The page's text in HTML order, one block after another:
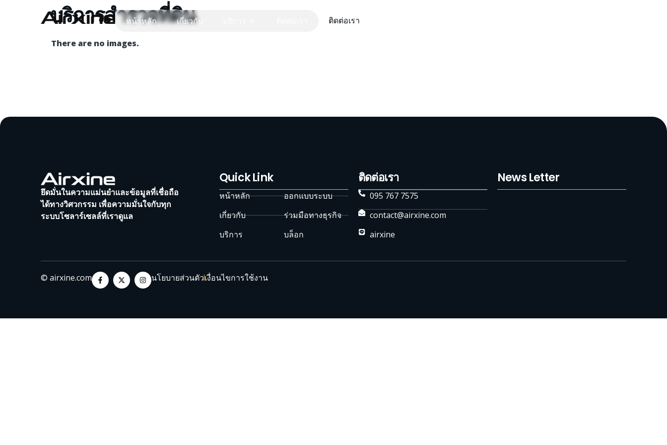
หน้าหลัก เกี่ยวกับ ติดต่อเรา
บริการสำรวจที่ดิน
There are no images.
ยึดมั่นในความแม่นยำและข้อมูลที่เชื่อถือ
ได้ทางวิศวกรรม เพื่อความมั่นใจกับทุก
ระบบโซลาร์เซลล์ที่เราดูแล
Quick Link
หน้าหลัก
เกี่ยวกับ
บริการ
ออกแบบระบบ
ร่วมมือทางธุรกิจ
บล็อก
ติดต่อเรา
095 767 7575
contact@airxine.com
airxine
News Letter
© airxine.com นโยบายส่วนตัวเงื่อนไขการใช้งาน